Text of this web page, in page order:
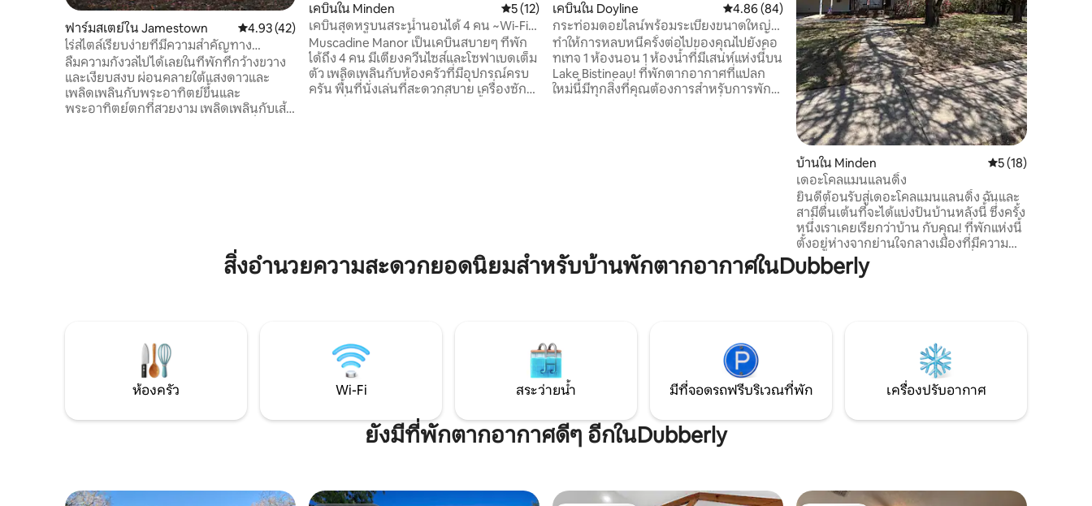
ฟาร์มสเตย์ใน Jamestown คะแนนเฉลี่ย 4.93 จาก 5, 42 รีวิว
4.93 (42)
ไร่สไตล์เรียบง่ายที่มีความสำคัญทาง
ประวัติศาสตร์
ลืมความกังวลไปได้เลยในที่พักที่กว้างขวาง
และเงียบสงบ ผ่อนคลายใต้แสงดาวและ
เพลิดเพลินกับพระอาทิตย์ขึ้นและ
พระอาทิตย์ตกที่สวยงาม เพลิดเพลินกับเส้น
อีกมากมาย หวังว่าจะได้พบกันเร็วๆนี้และ
แบ่งปันไร่ที่สวยงามของเรากับคุณ!!
เคบินใน Minden คะแนนเฉลี่ย 5 จาก 5, 12 รีวิว
5 (12)
เคบินสุดหรูบนสระน้ำนอนได้ 4 คน ~Wi-Fi
~สมาร์ททีวี~สัตว์เลี้ยง
Muscadine Manor เป็นเคบินสบายๆ ที่พัก
ได้ถึง 4 คน มีเตียงควีนไซส์และโซฟาเบดเต็ม
ตัว เพลิดเพลินกับห้องครัวที่มีอุปกรณ์ครบ
ครัน พื้นที่นั่งเล่นที่สะดวกสบาย เครื่องซัก
เคบินใน Doyline คะแนนเฉลี่ย 4.86 จาก 5, 84 รีวิว
4.86 (84)
กระท่อมดอยไลน์พร้อมระเบียงขนาดใหญ่
และทางเข้าทะเลสาบ
ทำให้การหลบหนีครั้งต่อไปของคุณไปยังคอ
ทเทจ 1 ห้องนอน 1 ห้องน้ำที่มีเสน่ห์แห่งนี้บน
Lake Bistineau! ที่พักตากอากาศที่แปลก
ใหม่นี้มีทุกสิ่งที่คุณต้องการสำหรับการพัก
บ้านใน Minden คะแนนเฉลี่ย 5 จาก
5 (18)
เดอะโคลแมนแลนดิ้ง
ยินดีต้อนรับสู่เดอะโคลแมนแลนดิ้ง ฉันและ
สามีตื่นเต้นที่จะได้แบ่งปันบ้านหลังนี้ ซึ่งครั้ง
หนึ่งเราเคยเรียกว่าบ้าน กับคุณ! ที่พักแห่งนี้
ตั้งอยู่ห่างจากย่านใจกลางเมืองที่มีความ
สำคัญทางประวัติศาสตร์เพียงไม่กี่ช่วงตึก ให้
ความสะดวกสบายแบบในเมือง แต่ยังคงเป็น
อุปกรณ์ครบครันนี้มีความสะดวกสบาย
ทั้งหมดของบ้านที่ห่างจากบ้าน!
สิ่งอำนวยความสะดวกยอดนิยมสำหรับบ้านพักตากอากาศในDubberly
ห้องครัว Wi-Fi สระว่ายน้ำ มีที่จอดรถฟรีบริเวณที่พัก เครื่องปรับอากาศ
ยังมีที่พักตากอากาศดีๆ อีกในDubberly